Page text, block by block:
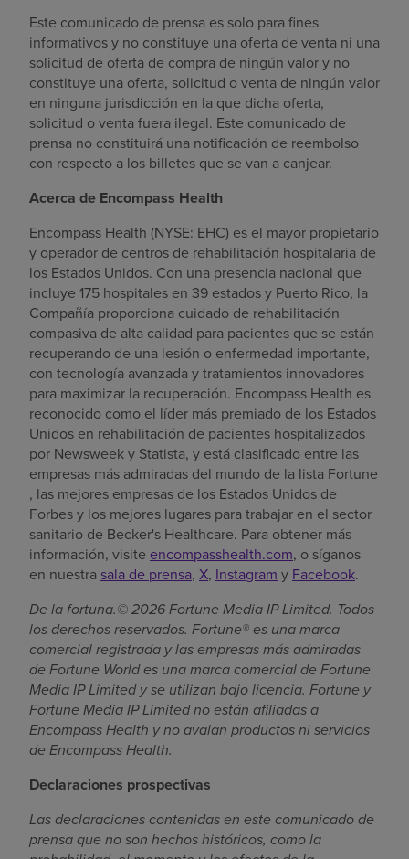
Este comunicado de prensa es solo para fines
informativos y no constituye una oferta de venta ni una
solicitud de oferta de compra de ningún valor y no
constituye una oferta, solicitud o venta de ningún valor
en ninguna jurisdicción en la que dicha oferta,
solicitud o venta fuera ilegal. Este comunicado de
prensa no constituirá una notificación de reembolso
con respecto a los billetes que se van a canjear.
Acerca de Encompass Health
Encompass Health (NYSE: EHC) es el mayor propietario
y operador de centros de rehabilitación hospitalaria de
los Estados Unidos. Con una presencia nacional que
incluye 175 hospitales en 39 estados y Puerto Rico, la
Compañía proporciona cuidado de rehabilitación
compasiva de alta calidad para pacientes que se están
recuperando de una lesión o enfermedad importante,
con tecnología avanzada y tratamientos innovadores
para maximizar la recuperación. Encompass Health es
reconocido como el líder más premiado de los Estados
Unidos en rehabilitación de pacientes hospitalizados
por Newsweek y Statista, y está clasificado entre las
empresas más admiradas del mundo de la lista Fortune
, las mejores empresas de los Estados Unidos de
Forbes y los mejores lugares para trabajar en el sector
sanitario de Becker's Healthcare. Para obtener más
información, visite encompasshealth.com, o síganos
en nuestra sala de prensa, X, Instagram y Facebook.
De la fortuna.© 2026 Fortune Media IP Limited. Todos
los derechos reservados. Fortune® es una marca
comercial registrada y las empresas más admiradas
de Fortune World es una marca comercial de Fortune
Media IP Limited y se utilizan bajo licencia. Fortune y
Fortune Media IP Limited no están afiliadas a
Encompass Health y no avalan productos ni servicios
de Encompass Health.
Declaraciones prospectivas
Las declaraciones contenidas en este comunicado de
prensa que no son hechos históricos, como la